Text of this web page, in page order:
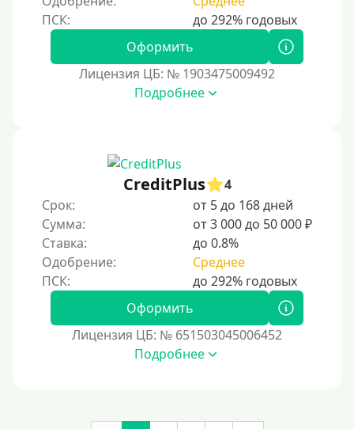
Роботы займов
Перевод денег на карту через Telegram
Бесплатное использование без списания средств с
Денежным переводом
На Юмани (ЮMoney)
На Яндекс Деньги
Без привязки карты
Кошелек Киви (Qiwi)
Пополнение Киви-кошелька без СНИЛС
На Киви-кошельке имеются просроченные платежи.
Регистрация кошелька Киви доступна с 18 лет.
Пополнение Киви-кошелька для безработных:
доступные способы и возможности
онлайн-платежей, переводов и управления
Оформить
Лицензия ЦБ: № 1903475009492
Подробнее
CreditPlus
4
Срок:
от 5 до 168 дней
Сумма:
от 3 000 до 50 000 ₽
Ставка:
до 0.8%
Одобрение:
Среднее
Оформить
Лицензия ЦБ: № 651503045006452
Подробнее